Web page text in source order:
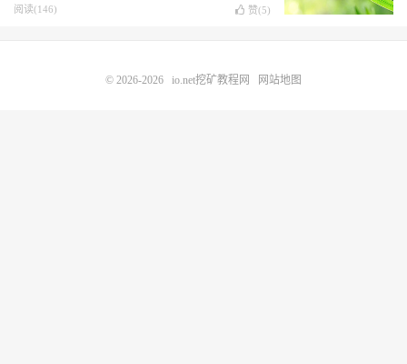
阅读(146) 赞(5)
© 2026-2026 io.net挖矿教程网 网站地图